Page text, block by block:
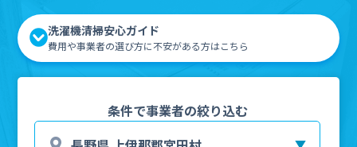
洗濯機清掃安心ガイド
費用や事業者の選び方に不安がある方はこちら
条件で事業者の絞り込む